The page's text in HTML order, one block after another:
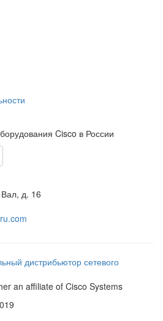
Cisco в России
д. 16
дистрибьютор сетевого
an affiliate of Cisco Systems